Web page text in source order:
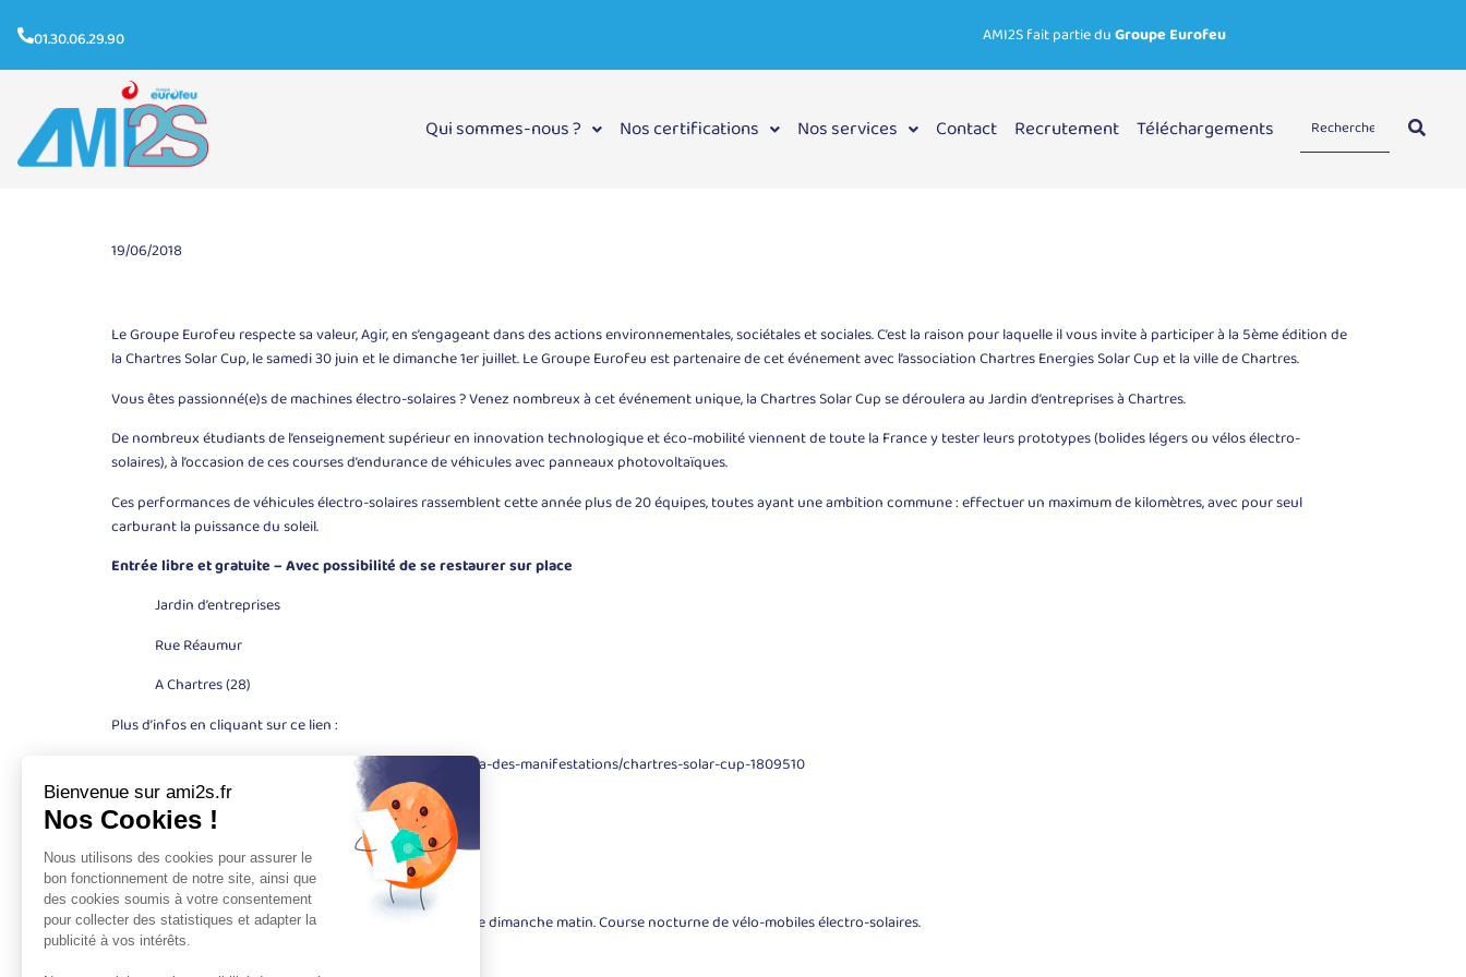
01.30.06.29.90 AMI2S fait partie duGroupe Eurofeu
Qui sommes-nous ? Nos certifications Nos services Contact Recrutement Téléchargements
19/06/2018
Le Groupe Eurofeu respecte sa valeur, Agir, en s’engageant dans des actions environnementales, sociétales et sociales. C’est la raison pour laquelle il vous invite à participer à la 5ème édition de
la Chartres Solar Cup, le samedi 30 juin et le dimanche 1er juillet. Le Groupe Eurofeu est partenaire de cet événement avec l’association Chartres Energies Solar Cup et la ville de Chartres.
Vous êtes passionné(e)s de machines électro-solaires ? Venez nombreux à cet événement unique, la Chartres Solar Cup se déroulera au Jardin d’entreprises à Chartres.
De nombreux étudiants de l’enseignement supérieur en innovation technologique et éco-mobilité viennent de toute la France y tester leurs prototypes (bolides légers ou vélos électro-
solaires), à l’occasion de ces courses d’endurance de véhicules avec panneaux photovoltaïques.
Ces performances de véhicules électro-solaires rassemblent cette année plus de 20 équipes, toutes ayant une ambition commune : effectuer un maximum de kilomètres, avec pour seul
carburant la puissance du soleil.
Entrée libre et gratuite – Avec possibilité de se restaurer sur place
Jardin d’entreprises
Rue Réaumur
A Chartres (28)
Plus d’infos en cliquant sur ce lien :
https://www.chartres-tourisme.com/vivez/agenda/agenda-des-manifestations/chartres-solar-cup-1809510
PROGRAMMATION :
Manche 1 – Le 30/06/2018 à 16:30 – Jusqu’à 18h30.
Manche 2 – Le 01/07/2018 à 10:00 – Jusqu’à 12h30.
Course nocturne – Le 30/06/2018 à 19:30 – Jusqu’à 7h30 le dimanche matin. Course nocturne de vélo-mobiles électro-solaires.